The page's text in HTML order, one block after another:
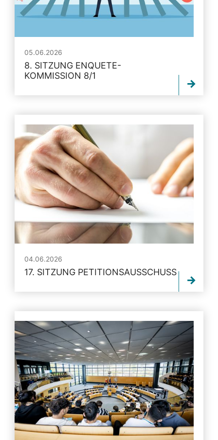
05.06.2026
8. SITZUNG ENQUETE-
KOMMISSION 8/1
04.06.2026
17. SITZUNG PETITIONSAUSSCHUSS